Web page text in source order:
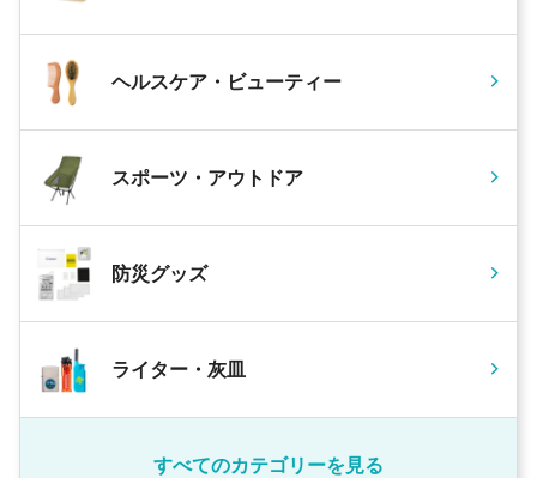
ヘルスケア・ビューティー
スポーツ・アウトドア
防災グッズ
ライター・灰皿
すべてのカテゴリーを見る